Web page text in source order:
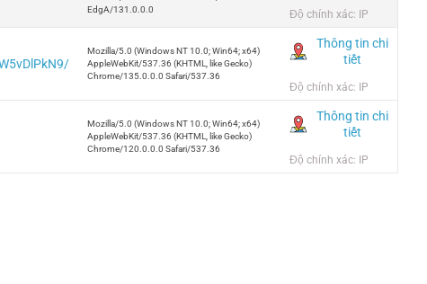
EdgA/131.0.0.0
Độ chính xác: IP
Mozilla/5.0 (Windows NT 10.0; Win64; x64)
AppleWebKit/537.36 (KHTML, like Gecko)
Chrome/135.0.0.0 Safari/537.36
Thông tin chi
tiết
Độ chính xác: IP
Mozilla/5.0 (Windows NT 10.0; Win64; x64)
AppleWebKit/537.36 (KHTML, like Gecko)
Chrome/120.0.0.0 Safari/537.36
Thông tin chi
tiết
Độ chính xác: IP